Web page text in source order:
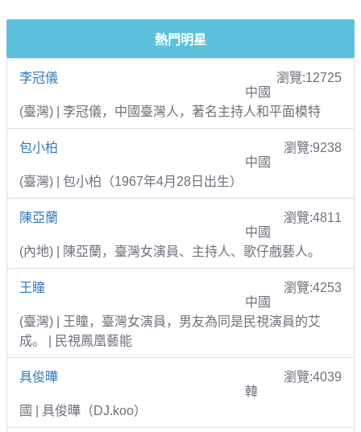
熱門明星
李冠儀
瀏覽:12725
中國
(臺灣) | 李冠儀，中國臺灣人，著名主持人和平面模特
包小柏
瀏覽:9238
中國
(臺灣) | 包小柏（1967年4月28日出生）
陳亞蘭
瀏覽:4811
中國
(內地) | 陳亞蘭，臺灣女演員、主持人、歌仔戲藝人。
王瞳
瀏覽:4253
中國
(臺灣) | 王瞳，臺灣女演員，男友為同是民視演員的艾
成。 | 民視鳳凰藝能
具俊曄
瀏覽:4039
韓
國 | 具俊曄（DJ.koo）